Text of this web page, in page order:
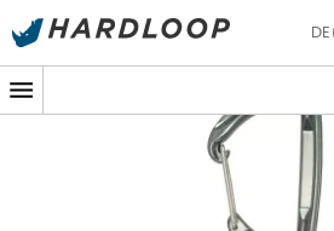
DE
Sommerangebote🔥 -5% EXTRA